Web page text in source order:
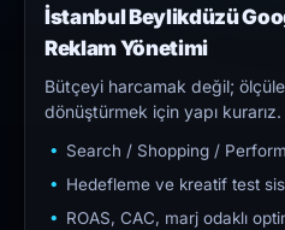
İstanbul Beylikdüzü
Reklam Yönetimi
Bütçeyi harcamak değil;
dönüştürmek için yapı kurarız.
Search / Shopping /
Hedefleme ve kreatif test
ROAS, CAC, marj odaklı